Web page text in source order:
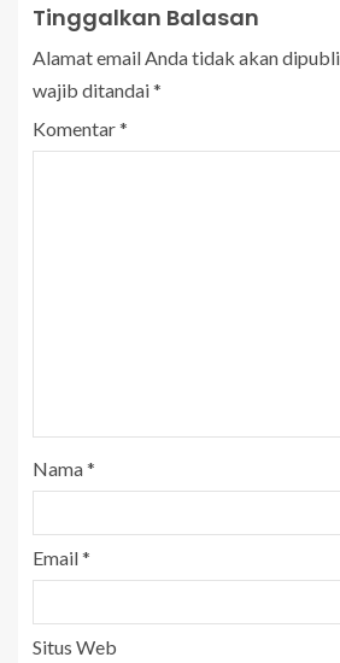
Tinggalkan Balasan
Alamat email Anda tidak akan
wajib ditandai*
Komentar*
Nama*
Email*
Situs Web